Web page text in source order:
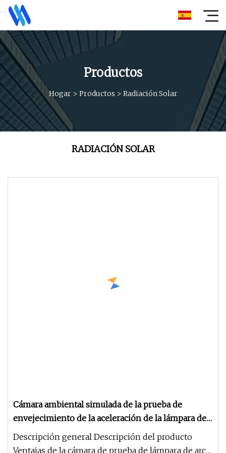
Productos
Hogar> Productos > Radiación Solar
RADIACIÓN SOLAR
Cámara ambiental simulada de la prueba de
envejecimiento de la aceleración de la lámpara del
arco del xenón de la radiación solar
Descripción general Descripción del producto
Ventajas de la cámara de prueba de lámpara de arco